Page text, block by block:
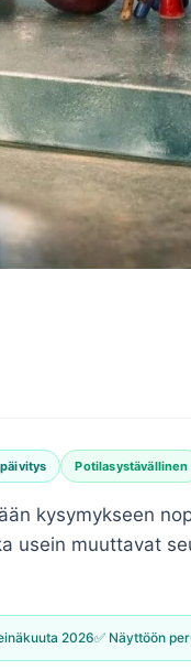
Potilasystävällinen
kysymykseen
usein muuttavat
2026✅ Näyttöön